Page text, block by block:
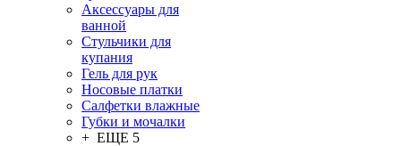
Аксессуары для
ванной
Стульчики для
купания
Гель для рук
Носовые платки
Салфетки влажные
Губки и мочалки
+ ЕЩЕ 5